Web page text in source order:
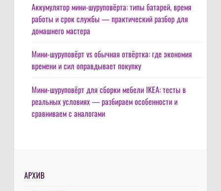
Аккумулятор мини-шуруповёрта: типы батарей, время
работы и срок службы — практический разбор для
домашнего мастера
Мини-шуруповёрт vs обычная отвёртка: где экономия
времени и сил оправдывает покупку
Мини-шуруповёрт для сборки мебели IKEA: тесты в
реальных условиях — разбираем особенности и
сравниваем с аналогами
АРХИВ